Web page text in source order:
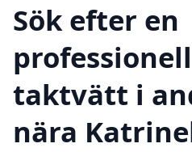
Sök efter en
taktvätt i
nära